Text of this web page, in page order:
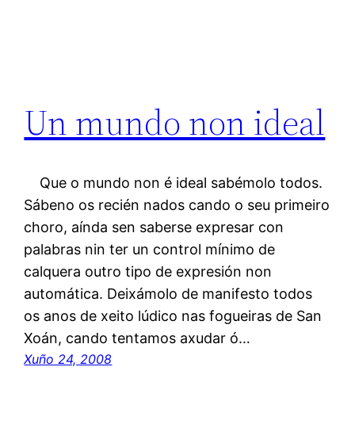
Un mundo non ideal
Que o mundo non é ideal sabémolo todos.
Sábeno os recién nados cando o seu primeiro
choro, aínda sen saberse expresar con
palabras nin ter un control mínimo de
calquera outro tipo de expresión non
automática. Deixámolo de manifesto todos
os anos de xeito lúdico nas fogueiras de San
Xoán, cando tentamos axudar ó…
Xuño 24, 2008